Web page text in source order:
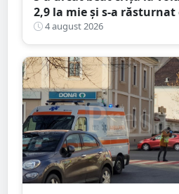
2,9 la mie și s-a
4 august 2026